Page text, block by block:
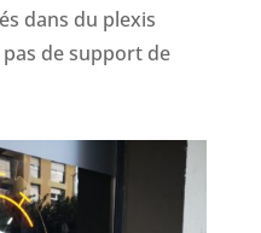
dans du plexis
pas de support de